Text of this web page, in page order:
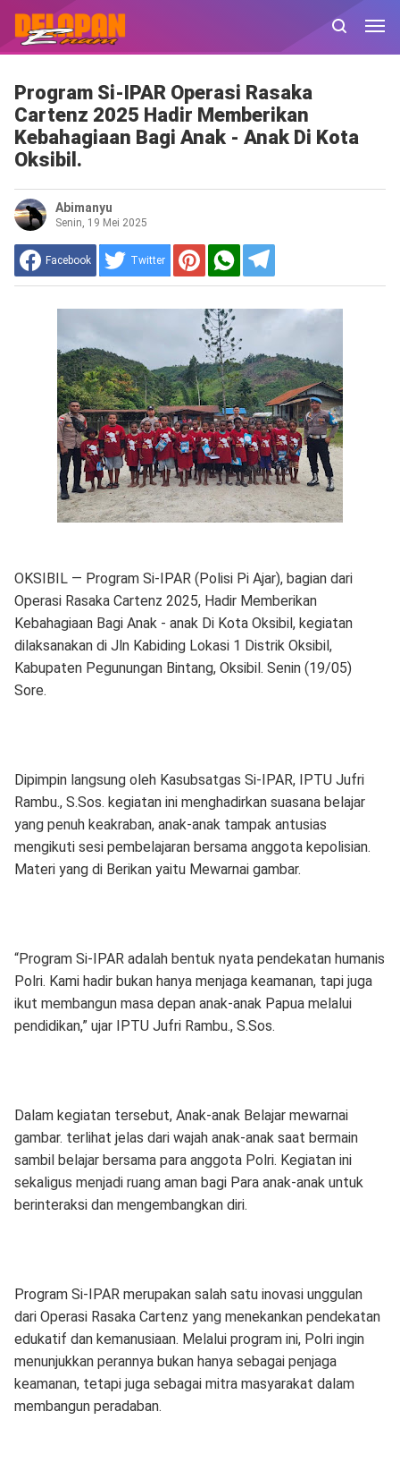
Program Si-IPAR Operasi Rasaka
Cartenz 2025 Hadir Memberikan
Kebahagiaan Bagi Anak - Anak Di Kota
Oksibil.
Abimanyu
Senin, 19 Mei 2025
Facebook Twitter
OKSIBIL — Program Si-IPAR (Polisi Pi Ajar), bagian dari
Operasi Rasaka Cartenz 2025, Hadir Memberikan
Kebahagiaan Bagi Anak - anak Di Kota Oksibil, kegiatan
dilaksanakan di Jln Kabiding Lokasi 1 Distrik Oksibil,
Kabupaten Pegunungan Bintang, Oksibil. Senin (19/05)
Sore.
Dipimpin langsung oleh Kasubsatgas Si-IPAR, IPTU Jufri
Rambu., S.Sos. kegiatan ini menghadirkan suasana belajar
yang penuh keakraban, anak-anak tampak antusias
mengikuti sesi pembelajaran bersama anggota kepolisian.
Materi yang di Berikan yaitu Mewarnai gambar.
“Program Si-IPAR adalah bentuk nyata pendekatan humanis
Polri. Kami hadir bukan hanya menjaga keamanan, tapi juga
ikut membangun masa depan anak-anak Papua melalui
pendidikan,” ujar IPTU Jufri Rambu., S.Sos.
Dalam kegiatan tersebut, Anak-anak Belajar mewarnai
gambar. terlihat jelas dari wajah anak-anak saat bermain
sambil belajar bersama para anggota Polri. Kegiatan ini
sekaligus menjadi ruang aman bagi Para anak-anak untuk
berinteraksi dan mengembangkan diri.
Program Si-IPAR merupakan salah satu inovasi unggulan
dari Operasi Rasaka Cartenz yang menekankan pendekatan
edukatif dan kemanusiaan. Melalui program ini, Polri ingin
menunjukkan perannya bukan hanya sebagai penjaga
keamanan, tetapi juga sebagai mitra masyarakat dalam
membangun peradaban.